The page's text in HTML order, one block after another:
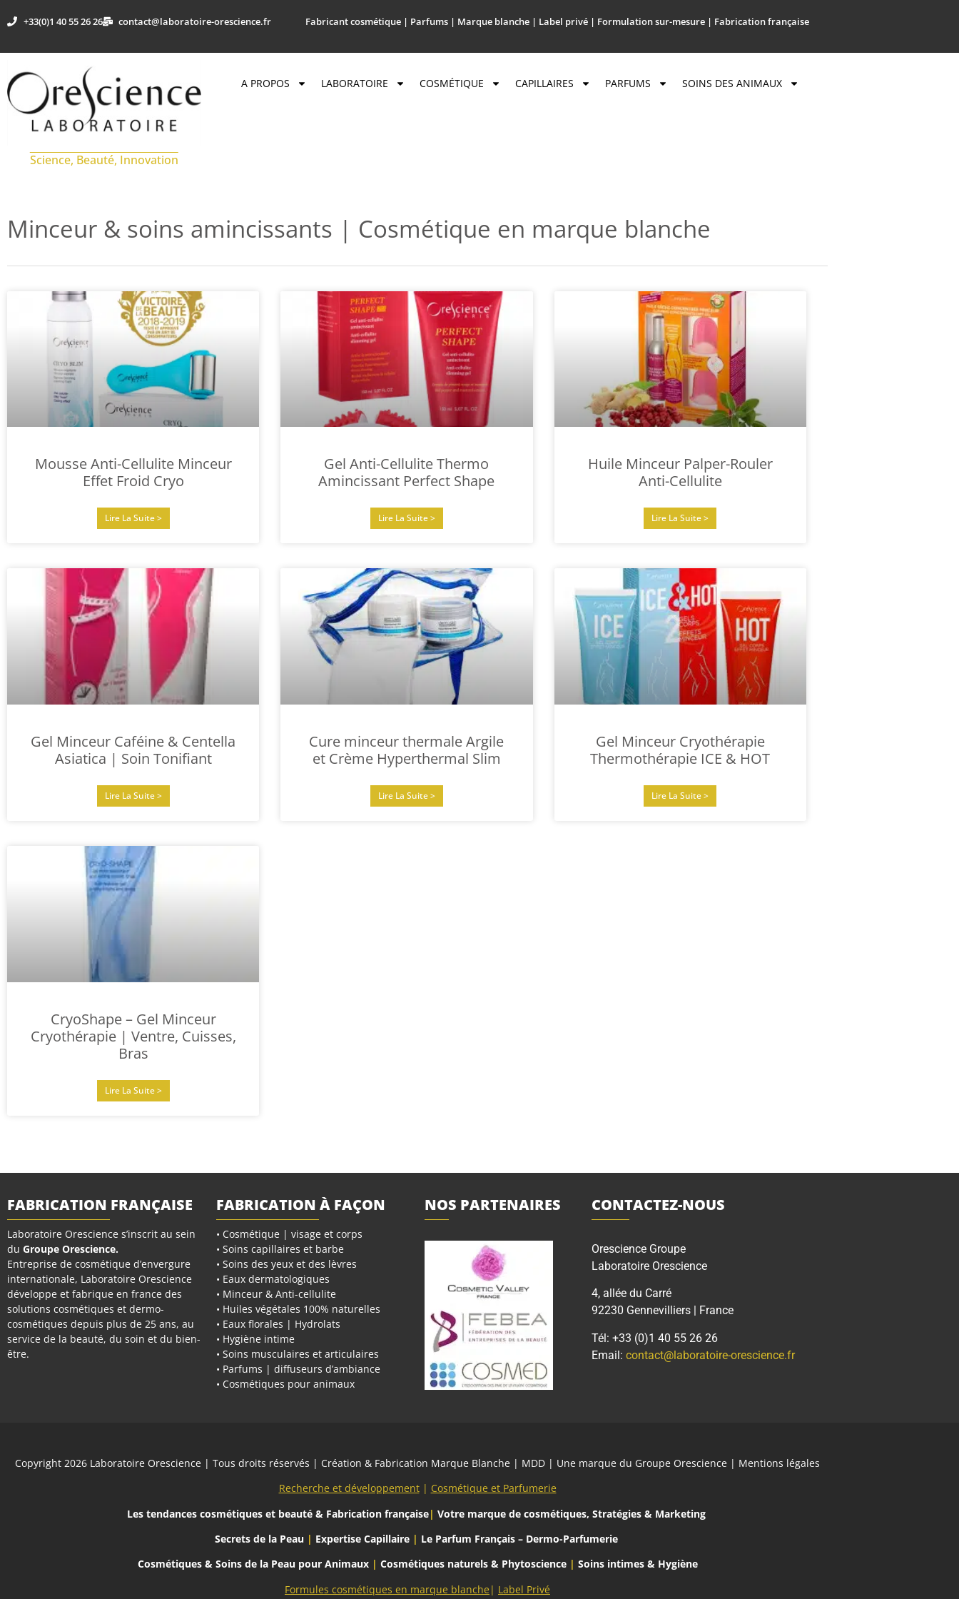
+33(0)1 40 55 26 26 contact@laboratoire-orescience.fr Fabricant cosmétique | Parfums | Marque blanche | Label privé | Formulation sur-mesure | Fabrication française
Science, Beauté, Innovation
A PROPOS LABORATOIRE COSMÉTIQUE CAPILLAIRES PARFUMS SOINS DES ANIMAUX
Minceur & soins amincissants | Cosmétique en marque blanche
Mousse Anti-Cellulite Minceur
Effet Froid Cryo
Lire La Suite >
Gel Anti-Cellulite Thermo
Amincissant Perfect Shape
Lire La Suite >
Huile Minceur Palper-Rouler
Anti-Cellulite
Lire La Suite >
Gel Minceur Caféine & Centella
Asiatica | Soin Tonifiant
Lire La Suite >
Cure minceur thermale Argile
et Crème Hyperthermal Slim
Lire La Suite >
Gel Minceur Cryothérapie
Thermothérapie ICE & HOT
Lire La Suite >
CryoShape – Gel Minceur
Cryothérapie | Ventre, Cuisses,
Bras
Lire La Suite >
FABRICATION FRANÇAISE
Laboratoire Orescience s’inscrit au sein
du Groupe Orescience.
Entreprise de cosmétique d’envergure
internationale, Laboratoire Orescience
développe et fabrique en france des
solutions cosmétiques et dermo-
cosmétiques depuis plus de 25 ans, au
service de la beauté, du soin et du bien-
être.
FABRICATION À FAÇON
• Cosmétique | visage et corps
• Soins capillaires et barbe
• Soins des yeux et des lèvres
• Eaux dermatologiques
• Minceur & Anti-cellulite
• Huiles végétales 100% naturelles
• Eaux florales | Hydrolats
• Hygiène intime
• Soins musculaires et articulaires
• Parfums | diffuseurs d’ambiance
• Cosmétiques pour animaux
NOS PARTENAIRES CONTACTEZ-NOUS
Orescience Groupe
Laboratoire Orescience
4, allée du Carré
92230 Gennevilliers | France
Tél: +33 (0)1 40 55 26 26
Email: contact@laboratoire-orescience.fr
Copyright 2026 Laboratoire Orescience | Tous droits réservés | Création & Fabrication Marque Blanche | MDD | Une marque du Groupe Orescience | Mentions légales
Recherche et développement| Cosmétique et Parfumerie
Les tendances cosmétiques et beauté& Fabrication française| Votre marque de cosmétiques, Stratégies & Marketing
Secrets de la Peau | Expertise Capillaire| Le Parfum Français – Dermo-Parfumerie
Cosmétiques & Soins de la Peau pour Animaux| Cosmétiques naturels & Phytoscience | Soins intimes & Hygiène
Formules cosmétiques en marque blanche | Label Privé